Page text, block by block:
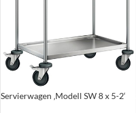
Servierwagen ‚Modell SW 8 x 5-2‘